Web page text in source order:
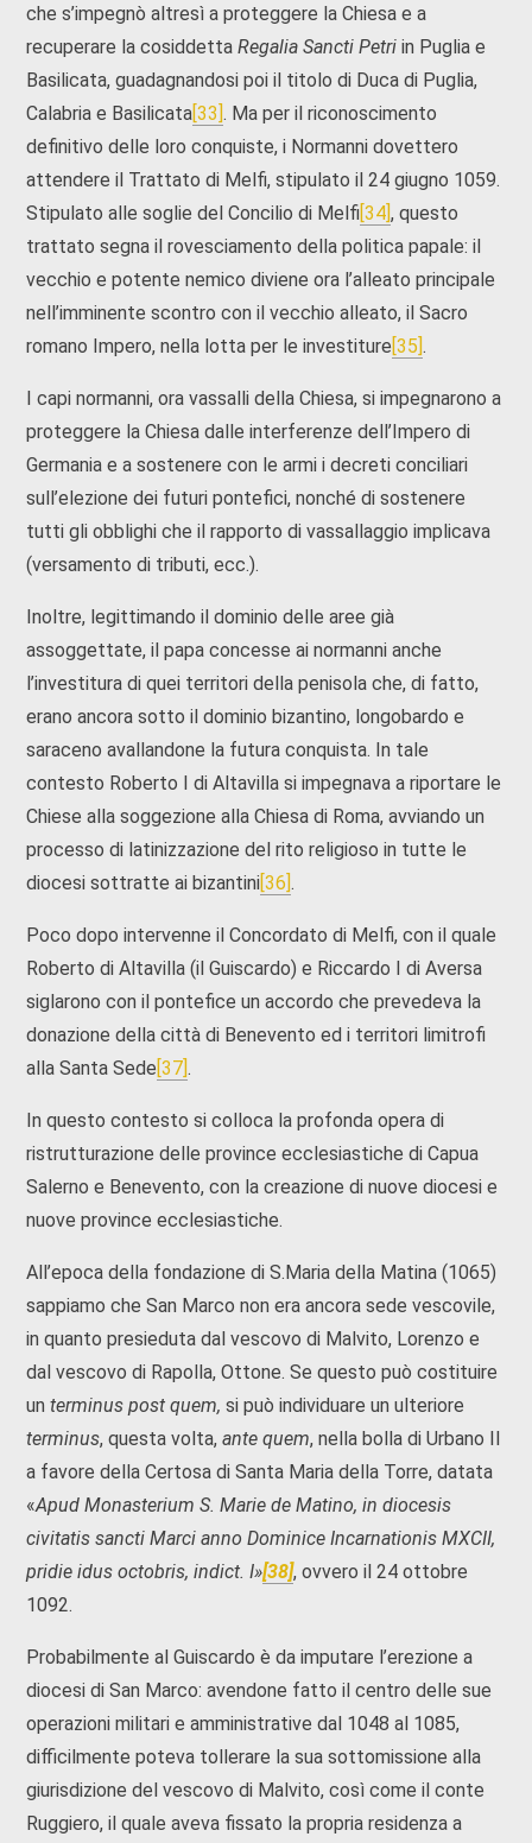
che s’impegnò altresì a proteggere la Chiesa e a
recuperare la cosiddettaRegalia Sancti Petri in Puglia e
Basilicata, guadagnandosi poi il titolo di Duca di Puglia,
Calabria e Basilicata[33]. Ma per il riconoscimento
definitivo delle loro conquiste, i Normanni dovettero
attendere il Trattato di Melfi, stipulato il 24 giugno 1059.
Stipulato alle soglie del Concilio di Melfi[34], questo
trattato segna il rovesciamento della politica papale: il
vecchio e potente nemico diviene ora l’alleato principale
nell’imminente scontro con il vecchio alleato, il Sacro
romano Impero, nella lotta per le investiture[35].
I capi normanni, ora vassalli della Chiesa, si impegnarono a
proteggere la Chiesa dalle interferenze dell’Impero di
Germania e a sostenere con le armi i decreti conciliari
sull’elezione dei futuri pontefici, nonché di sostenere
tutti gli obblighi che il rapporto di vassallaggio implicava
(versamento di tributi, ecc.).
Inoltre, legittimando il dominio delle aree già
assoggettate, il papa concesse ai normanni anche
l’investitura di quei territori della penisola che, di fatto,
erano ancora sotto il dominio bizantino, longobardo e
saraceno avallandone la futura conquista. In tale
contesto Roberto I di Altavilla si impegnava a riportare le
Chiese alla soggezione alla Chiesa di Roma, avviando un
processo di latinizzazione del rito religioso in tutte le
diocesi sottratte ai bizantini[36].
Poco dopo intervenne il Concordato di Melfi, con il quale
Roberto di Altavilla (il Guiscardo) e Riccardo I di Aversa
siglarono con il pontefice un accordo che prevedeva la
donazione della città di Benevento ed i territori limitrofi
alla Santa Sede[37].
In questo contesto si colloca la profonda opera di
ristrutturazione delle province ecclesiastiche di Capua
Salerno e Benevento, con la creazione di nuove diocesi e
nuove province ecclesiastiche.
All’epoca della fondazione di S.Maria della Matina (1065)
sappiamo che San Marco non era ancora sede vescovile,
in quanto presieduta dal vescovo di Malvito, Lorenzo e
dal vescovo di Rapolla, Ottone. Se questo può costituire
unterminus post quem,si può individuare un ulteriore
terminus, questa volta,ante quem, nella bolla di Urbano II
a favore della Certosa di Santa Maria della Torre, datata
«Apud Monasterium S. Marie de Matino, in diocesis
civitatis sancti Marci anno Dominice Incarnationis MXCII,
pridie idus octobris, indict. I»[38], ovvero il 24 ottobre
1092.
Probabilmente al Guiscardo è da imputare l’erezione a
diocesi di San Marco: avendone fatto il centro delle sue
operazioni militari e amministrative dal 1048 al 1085,
difficilmente poteva tollerare la sua sottomissione alla
giurisdizione del vescovo di Malvito, così come il conte
Ruggiero, il quale aveva fissato la propria residenza a